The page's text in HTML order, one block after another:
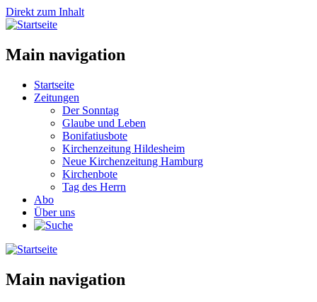
Direkt zum Inhalt
Main navigation
Startseite
Zeitungen
Der Sonntag
Glaube und Leben
Bonifatiusbote
Kirchenzeitung Hildesheim
Neue Kirchenzeitung Hamburg
Kirchenbote
Tag des Herrn
Abo
Über uns
Main navigation